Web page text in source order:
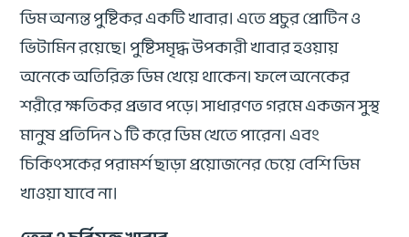
ডিম অন্যন্ত পুষ্টিকর একটি খাবার। এতে প্রচুর প্রোটিন ও
ভিটামিন রয়েছে। পুষ্টিসমৃদ্ধ উপকারী খাবার হওয়ায়
অনেকে অতিরিক্ত ডিম খেয়ে থাকেন। ফলে অনেকের
শরীরে ক্ষতিকর প্রভাব পড়ে। সাধারণত গরমে একজন সুস্থ
মানুষ প্রতিদিন ১ টি করে ডিম খেতে পারেন। এবং
চিকিৎসকের পরামর্শ ছাড়া প্রয়োজনের চেয়ে বেশি ডিম
খাওয়া যাবে না।